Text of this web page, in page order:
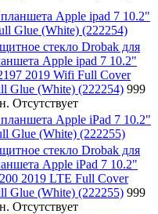
Apple ipad 7 10.2"
Glue (White) (222254)
стекло Drobak для
Apple ipad 7 10.2"
2019 Wifi Full Cover
Glue (White) (222254) 999
Отсутствует
Apple iPad 7 10.2"
Glue (White) (222255)
стекло Drobak для
Apple iPad 7 10.2"
2019 LTE Full Cover
Glue (White) (222255) 999
Отсутствует